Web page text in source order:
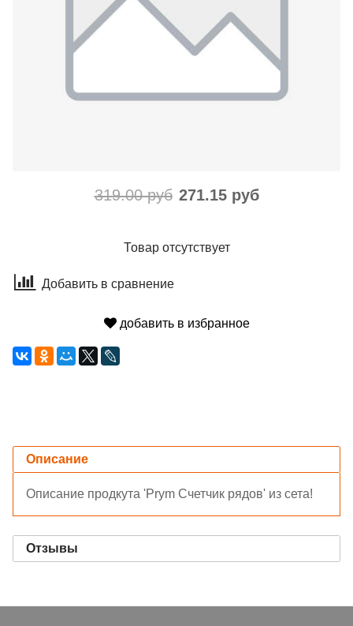
319.00 руб 271.15 руб
Товар отсутствует
Добавить в сравнение
добавить в избранное
Описание
Описание продкута 'Prym Счетчик рядов' из сета!
Отзывы